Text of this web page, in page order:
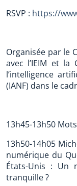
RSVP : https://
Organisée par le
avec l’IEIM et
l’intelligence
(IANF) dans le
13h45-13h50
13h50-14h05
numérique du
États-Unis : Un
tranquille ?